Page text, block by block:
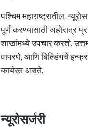
पश्चिम महाराष्ट्रातील,
पूर्ण करण्यासाठी अहोरात्र
शाखांमध्ये उपचार करतो.
वापरणे, आणि बिल्डिंगचे
कार्यरत असते.
न्यूरोसर्जरी